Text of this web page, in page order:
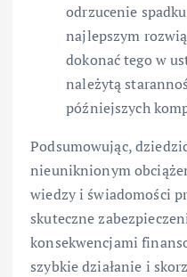
odrzucenie
najlepszym
dokonać tego w
należytą
późniejszych
Podsumowując,
nieuniknionym
wiedzy i świadomości
skuteczne
konsekwencjami
szybkie działanie i